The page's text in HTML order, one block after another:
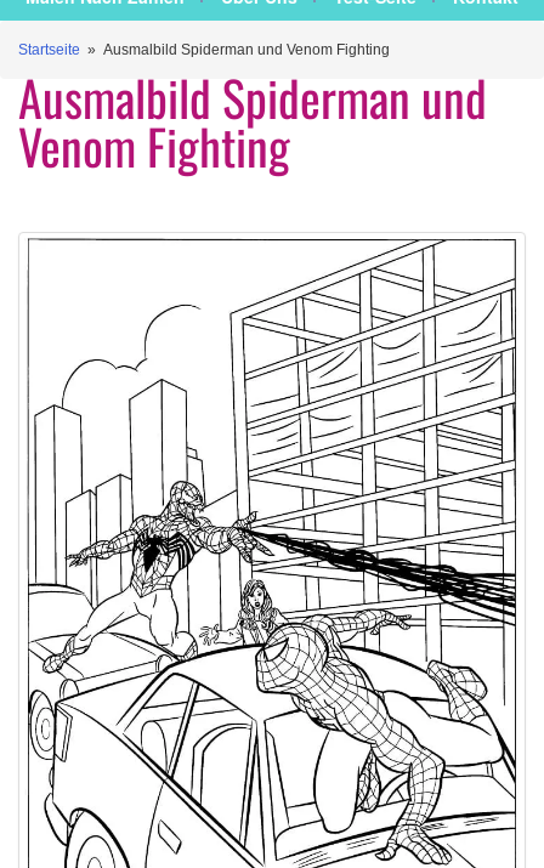
Startseite » Ausmalbild Spiderman und Venom Fighting
Ausmalbild Spiderman und
Venom Fighting